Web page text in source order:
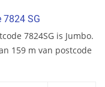
SG
7824SG is Jumbo.
159 m van postcode